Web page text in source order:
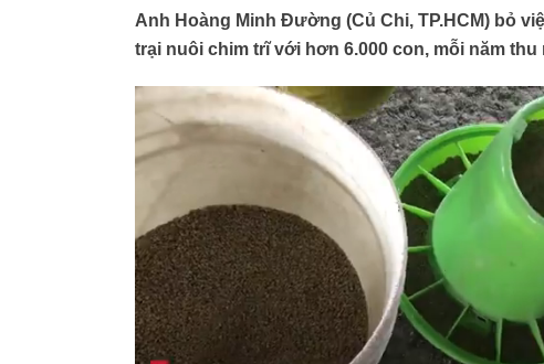
Anh Hoàng Minh Đường (Củ Chi, TP.HCM) bỏ
trại nuôi chim trĩ với hơn 6.000 con, mỗi năm thu